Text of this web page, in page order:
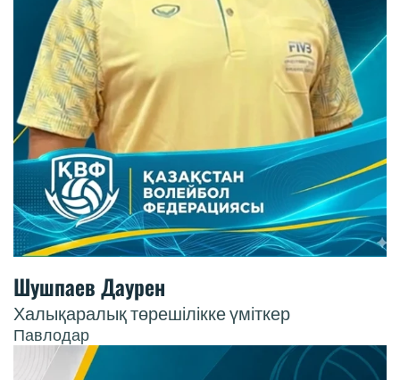
Шушпаев Даурен
Халықаралық төрешілікке үміткер
Павлодар